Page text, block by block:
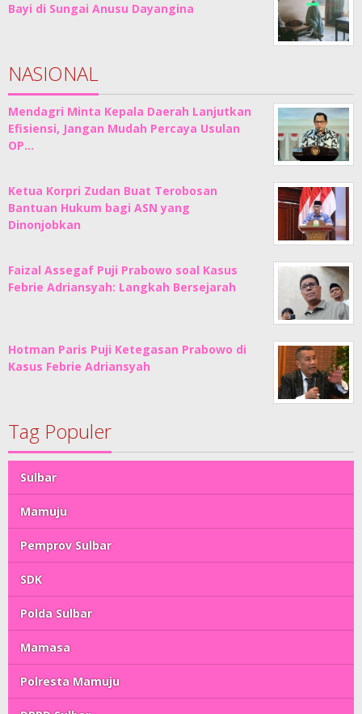
Bayi di Sungai Anusu Dayangina
NASIONAL
Mendagri Minta Kepala Daerah Lanjutkan
Efisiensi, Jangan Mudah Percaya Usulan
OP…
Ketua Korpri Zudan Buat Terobosan
Bantuan Hukum bagi ASN yang
Dinonjobkan
Faizal Assegaf Puji Prabowo soal Kasus
Febrie Adriansyah: Langkah Bersejarah
Hotman Paris Puji Ketegasan Prabowo di
Kasus Febrie Adriansyah
Tag Populer
Sulbar
Mamuju
Pemprov Sulbar
SDK
Polda Sulbar
Mamasa
Polresta Mamuju